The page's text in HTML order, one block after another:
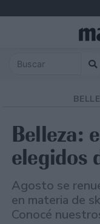
Belleza:
elegidos
Agosto se
en materia de
Conocé